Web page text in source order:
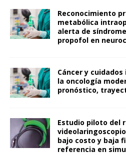
Reconocimiento
metabólica
alerta de
propofol en
Cáncer y
la oncología
pronóstico,
Estudio piloto del
bajo costo y baja
referencia en